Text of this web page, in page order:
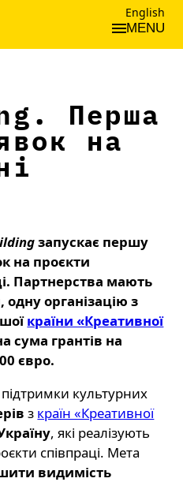
English
MENU
Перша
на
запускає першу
на проєкти
Партнерства мають
організацію з
країни «Креативної
сума грантів на
євро.
культурних
з країн «Креативної
, які реалізують
співпраці. Мета
видимість